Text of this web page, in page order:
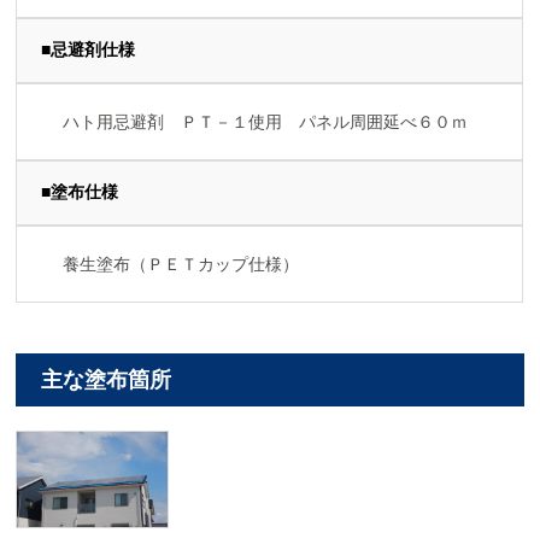
■忌避剤仕様
ハト用忌避剤 ＰＴ－１使用 パネル周囲延べ６０ｍ
■塗布仕様
養生塗布（ＰＥＴカップ仕様）
主な塗布箇所